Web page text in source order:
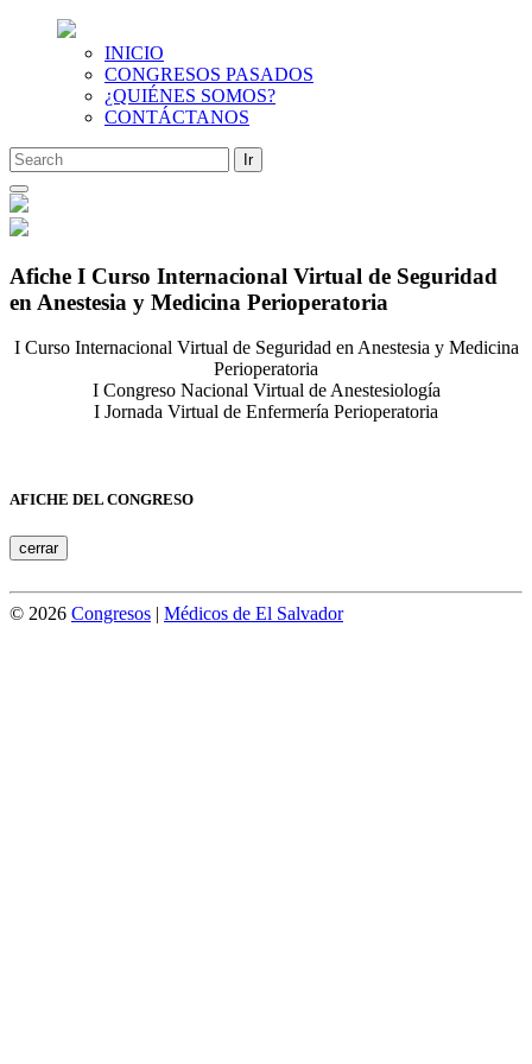
INICIO
CONGRESOS PASADOS
¿QUIÉNES SOMOS?
CONTÁCTANOS
Saltar
al
contenido
Afiche I Curso Internacional Virtual de Seguridad
en Anestesia y Medicina Perioperatoria
I Curso Internacional Virtual de Seguridad en Anestesia y Medicina
Perioperatoria
I Congreso Nacional Virtual de Anestesiología
I Jornada Virtual de Enfermería Perioperatoria
AFICHE DEL CONGRESO
cerrar
© 2026 Congresos | Médicos de El Salvador